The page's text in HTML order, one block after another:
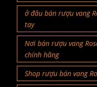
ở đâu bán rượu vang
tay
Nơi bán rượu vang
chính hãng
Shop rượu bán vang